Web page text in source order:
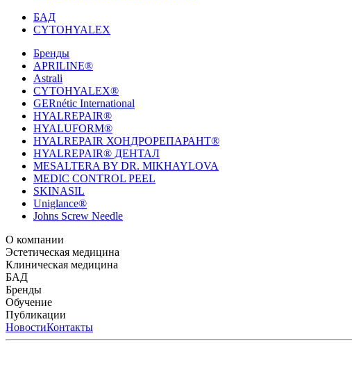
БАД
CYTOHYALEX
Бренды
APRILINE®
Astrali
CYTOHYALEX®
GERnétic International
HYALREPAIR®
HYALUFORM®
HYALREPAIR ХОНДРОРЕПАРАНТ®
HYALREPAIR® ДЕНТАЛ
MESALTERA BY DR. MIKHAYLOVA
MEDIC CONTROL PEEL
SKINASIL
Uniglance®
Johns Screw Needle
О компании
История компанииНаучный центр
Эстетическая медицина
БиорепарацияФиллеры
Клиническая медицина
HYALREPAIR® CHONDROreparant
БАД
CYTOHYALEX
Бренды
APRILINE®
MIKHAYLOVA
Обучение
Расписание мероприятий
Публикации
ЖУРНАЛ LES NOUVELLES ESTHÉTIQUES
НовостиКонтакты